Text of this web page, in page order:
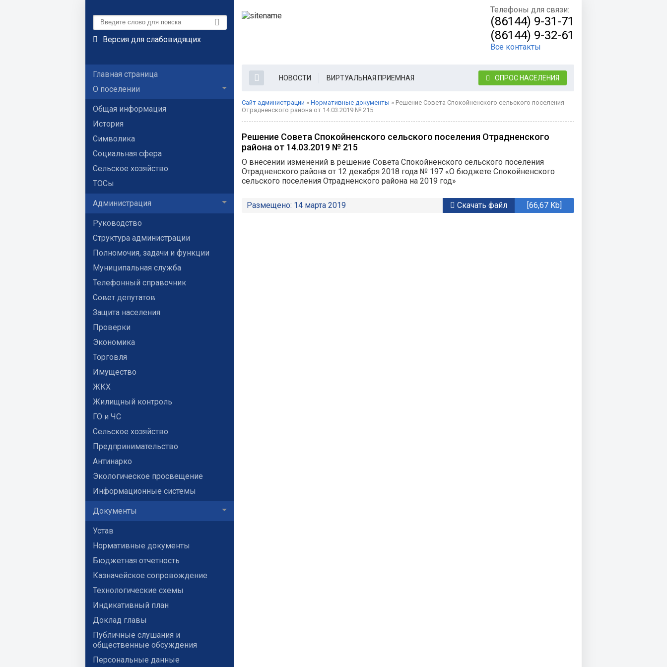
Версия для слабовидящих
Телефоны для связи:
(86144) 9-31-71
(86144) 9-32-61
Все контакты
Главная страница
О поселении
Общая информация
История
Символика
Социальная сфера
Сельское хозяйство
ТОСы
Администрация
Руководство
Структура администрации
Полномочия, задачи и функции
Муниципальная служба
Телефонный справочник
Совет депутатов
Защита населения
Проверки
Экономика
Торговля
Имущество
ЖКХ
Жилищный контроль
ГО и ЧС
Сельское хозяйство
Предпринимательство
Антинарко
Экологическое просвещение
Информационные системы
Документы
Устав
Нормативные документы
Бюджетная отчетность
Казначейское сопровождение
Технологические схемы
Индикативный план
Доклад главы
Публичные слушания и
общественные обсуждения
Персональные данные
НОВОСТИ ВИРТУАЛЬНАЯ ПРИЕМНАЯ ОПРОС НАСЕЛЕНИЯ
Сайт администрации » Нормативные документы » Решение Совета Спокойненского сельского поселения
Отрадненского района от 14.03.2019 № 215
Решение Совета Спокойненского сельского поселения Отрадненского
района от 14.03.2019 № 215
О внесении изменений в решение Совета Спокойненского сельского поселения
Отрадненского района от 12 декабря 2018 года № 197 «О бюджете Спокойненского
сельского поселения Отрадненского района на 2019 год»
Размещено: 14 марта 2019 Скачать файл [66,67 Kb]